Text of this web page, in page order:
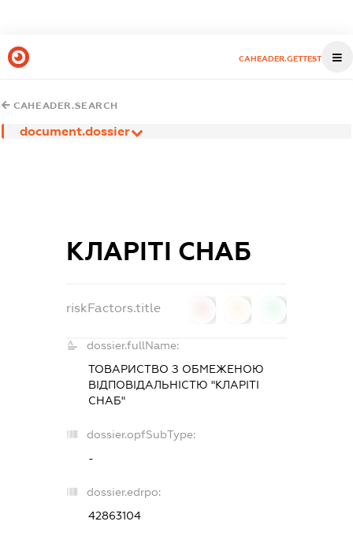
CAHEADER.GETTEST
CAHEADER.SEARCH
document.dossier
КЛАРІТІ СНАБ
riskFactors.title
dossier.fullName:
ТОВАРИСТВО З ОБМЕЖЕНОЮ
ВІДПОВІДАЛЬНІСТЮ "КЛАРІТІ
СНАБ"
dossier.opfSubType:
-
dossier.edrpo:
42863104